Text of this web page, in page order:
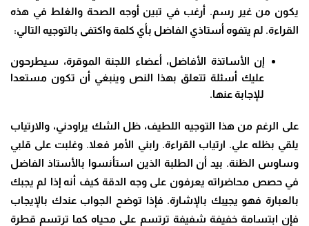
يكون من غير رسم. أرغب في تبين أوجه الصحة والغلط في هذه
القراءة. لم يتفوه أستاذي الفاضل بأي كلمة واكتفى بالتوجيه التالي:
إن الأساتذة الأفاضل، أعضاء اللجنة الموقرة، سيطرحون
عليك أسئلة تتعلق بهذا النص وينبغي أن تكون مستعدا
للإجابة عنها.
على الرغم من هذا التوجيه اللطيف، ظل الشك يراودني، والارتياب
يلقي بظله علي. ارتياب القراءة. رابني الأمر فعلا. وغلبت على قلبي
وساوس الظنة. بيد أن الطلبة الذين استأنسوا بالأستاذ الفاضل
في حصص محاضراته يعرفون على وجه الدقة كيف أنه إذا لم يجبك
بالعبارة فهو يجيبك بالإشارة. فإذا توضح الجواب عندك بالإيجاب
فإن ابتسامة خفيفة شفيفة ترتسم على محياه كما ترتسم قطرة